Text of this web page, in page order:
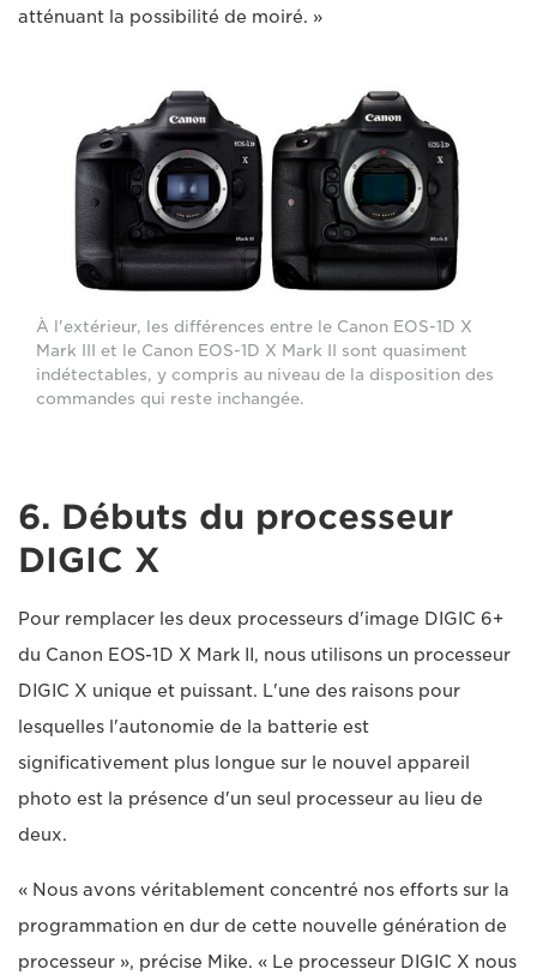
atténuant la possibilité de moiré. »
À l'extérieur, les différences entre le Canon EOS-1D X
Mark III et le Canon EOS-1D X Mark II sont quasiment
indétectables, y compris au niveau de la disposition des
commandes qui reste inchangée.
6. Débuts du processeur
DIGIC X
Pour remplacer les deux processeurs d'image DIGIC 6+
du Canon EOS-1D X Mark II, nous utilisons un processeur
DIGIC X unique et puissant. L'une des raisons pour
lesquelles l'autonomie de la batterie est
significativement plus longue sur le nouvel appareil
photo est la présence d'un seul processeur au lieu de
deux.
« Nous avons véritablement concentré nos efforts sur la
programmation en dur de cette nouvelle génération de
processeur », précise Mike. « Le processeur DIGIC X nous